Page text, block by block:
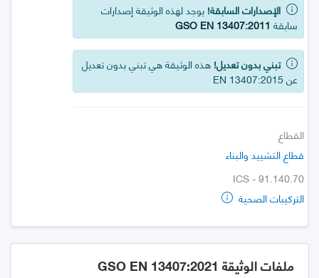
الإصدارات السابقة! يوجد لهذه الوثيقة إصدارات
سابقة GSO EN 13407:2011
تبني بدون تعديل! هذه الوثيقة هي تبني بدون تعديل
عن EN 13407:2015
القطاع
قطاع التشييد والبناء
ICS - 91.140.70
التركيبات الصحية
ملفات الوثيقة GSO EN 13407:2021